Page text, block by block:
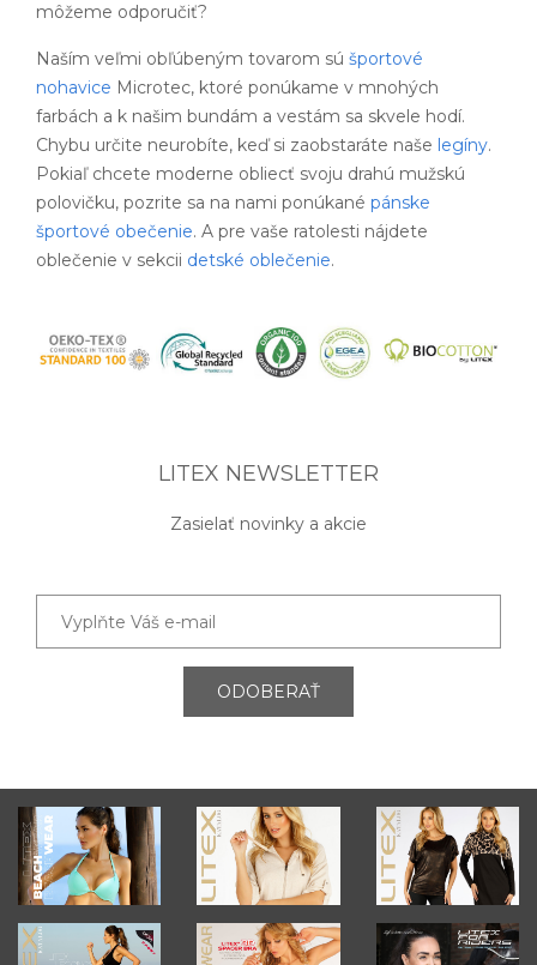
môžeme odporučiť?
Naším veľmi obľúbeným tovarom sú športové
nohavice Microtec, ktoré ponúkame v mnohých
farbách a k našim bundám a vestám sa skvele hodí.
Chybu určite neurobíte, keď si zaobstaráte naše legíny.
Pokiaľ chcete moderne obliecť svoju drahú mužskú
polovičku, pozrite sa na nami ponúkané pánske
športové obečenie. A pre vaše ratolesti nájdete
oblečenie v sekcii detské oblečenie.
LITEX NEWSLETTER
Zasielať novinky a akcie
ODOBERAŤ